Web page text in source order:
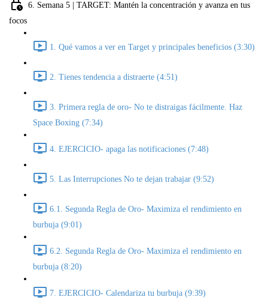
6. Semana 5 | TARGET: Mantén la concentración y avanza en tus
focos
1. Qué vamos a ver en Target y principales beneficios (3:30)
2. Tienes tendencia a distraerte (4:51)
3. Primera regla de oro- No te distraigas fácilmente. Haz
Space Boxing (7:34)
4. EJERCICIO- apaga las notificaciones (7:48)
5. Las Interrupciones No te dejan trabajar (9:52)
6.1. Segunda Regla de Oro- Maximiza el rendimiento en
burbuja (9:01)
6.2. Segunda Regla de Oro- Maximiza el rendimiento en
burbuja (8:20)
7. EJERCICIO- Calendariza tu burbuja (9:39)